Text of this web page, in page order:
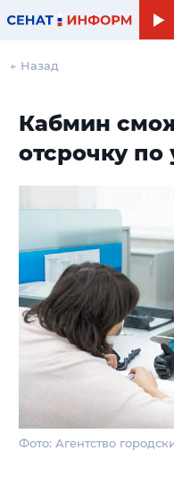
← Назад
Кабмин
отсрочку по
Фото: Агентство